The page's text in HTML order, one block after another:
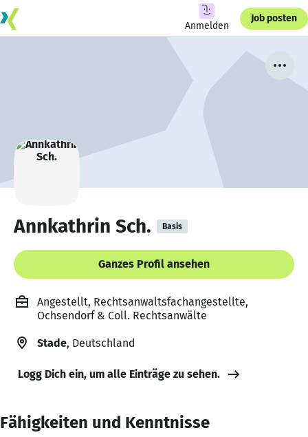
Anmelden
Job posten
Annkathrin Sch. Basis
Ganzes Profil ansehen
Angestellt, Rechtsanwaltsfachangestellte,
Ochsendorf & Coll. Rechtsanwälte
Stade, Deutschland
Logg Dich ein, um alle Einträge zu sehen.
Fähigkeiten und Kenntnisse